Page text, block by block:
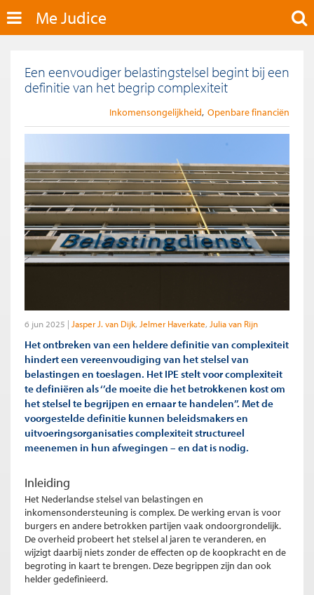
Me Judice
Een eenvoudiger belastingstelsel begint bij een
definitie van het begrip complexiteit
Inkomensongelijkheid Openbare financiën
6 jun 2025 Jasper J. van Dijk Jelmer Haverkate Julia van Rijn
Het ontbreken van een heldere definitie van complexiteit
hindert een vereenvoudiging van het stelsel van
belastingen en toeslagen. Het IPE stelt voor complexiteit
te definiëren als ‘’de moeite die het betrokkenen kost om
het stelsel te begrijpen en ernaar te handelen’’. Met de
voorgestelde definitie kunnen beleidsmakers en
uitvoeringsorganisaties complexiteit structureel
meenemen in hun afwegingen – en dat is nodig.
Inleiding
Het Nederlandse stelsel van belastingen en
inkomensondersteuning is complex. De werking ervan is voor
burgers en andere betrokken partijen vaak ondoorgrondelijk.
De overheid probeert het stelsel al jaren te veranderen, en
wijzigt daarbij niets zonder de effecten op de koopkracht en de
begroting in kaart te brengen. Deze begrippen zijn dan ook
helder gedefinieerd.